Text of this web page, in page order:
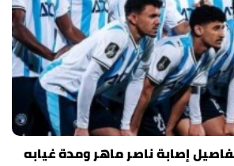
إصابة ناصر ماهر ومدة غيابه